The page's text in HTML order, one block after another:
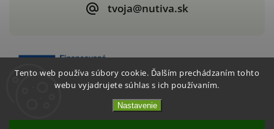
Tento web používa súbory cookie. Ďalším prechádzaním tohto
webu vyjadrujete súhlas s ich používaním.
Nastavenie
tvoja@nutiva.sk
nutiva.sk